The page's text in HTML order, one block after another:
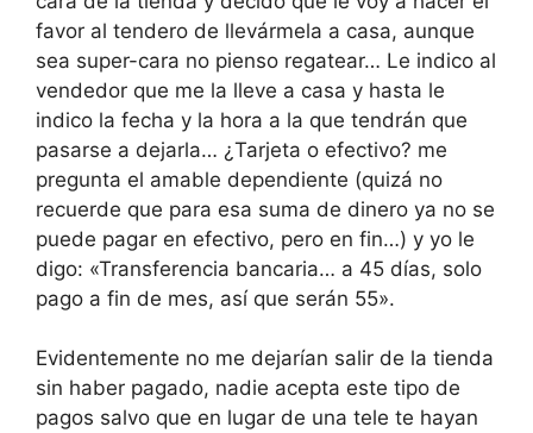
favor al tendero de llevármela a casa, aunque
sea super-cara no pienso regatear… Le indico al
vendedor que me la lleve a casa y hasta le
indico la fecha y la hora a la que tendrán que
pasarse a dejarla… ¿Tarjeta o efectivo? me
pregunta el amable dependiente (quizá no
recuerde que para esa suma de dinero ya no se
puede pagar en efectivo, pero en fin…) y yo le
digo: «Transferencia bancaria… a 45 días, solo
pago a fin de mes, así que serán 55».
Evidentemente no me dejarían salir de la tienda
sin haber pagado, nadie acepta este tipo de
pagos salvo que en lugar de una tele te hayan